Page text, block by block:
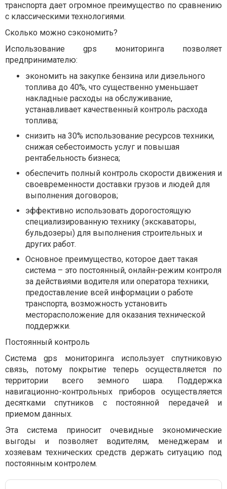
транспорта дает огромное преимущество по сравнению
с классическими технологиями.
Сколько можно сэкономить?
Использование gps мониторинга позволяет
предпринимателю:
экономить на закупке бензина или дизельного
топлива до 40%, что существенно уменьшает
накладные расходы на обслуживание,
устанавливает качественный контроль расхода
топлива;
снизить на 30% использование ресурсов техники,
снижая себестоимость услуг и повышая
рентабельность бизнеса;
обеспечить полный контроль скорости движения и
своевременности доставки грузов и людей для
выполнения договоров;
эффективно использовать дорогостоящую
специализированную технику (экскаваторы,
бульдозеры) для выполнения строительных и
других работ.
Основное преимущество, которое дает такая
система – это постоянный, онлайн-режим контроля
за действиями водителя или оператора техники,
предоставление всей информации о работе
транспорта, возможность установить
месторасположение для оказания технической
поддержки.
Постоянный контроль
Система gps мониторинга использует спутниковую
связь, потому покрытие теперь осуществляется по
территории всего земного шара. Поддержка
навигационно-контрольных приборов осуществляется
десятками спутников с постоянной передачей и
приемом данных.
Эта система приносит очевидные экономические
выгоды и позволяет водителям, менеджерам и
хозяевам технических средств держать ситуацию под
постоянным контролем.